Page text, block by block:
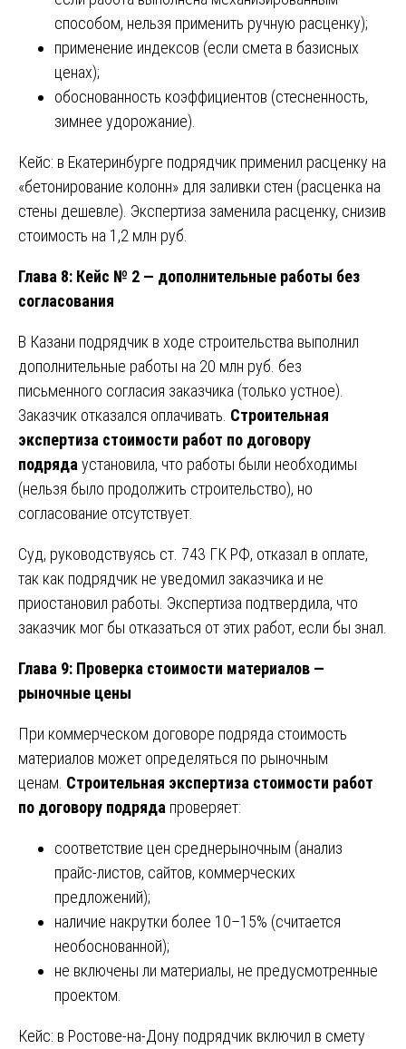
способом, нельзя применить ручную расценку);
применение индексов (если смета в базисных
ценах);
обоснованность коэффициентов (стесненность,
зимнее удорожание).
Кейс: в Екатеринбурге подрядчик применил расценку на
«бетонирование колонн» для заливки стен (расценка на
стены дешевле). Экспертиза заменила расценку, снизив
стоимость на 1,2 млн руб.
Глава 8: Кейс № 2 — дополнительные работы без
согласования
В Казани подрядчик в ходе строительства выполнил
дополнительные работы на 20 млн руб. без
письменного согласия заказчика (только устное).
Заказчик отказался оплачивать. Строительная
экспертиза стоимости работ по договору
подряда установила, что работы были необходимы
(нельзя было продолжить строительство), но
согласование отсутствует.
Суд, руководствуясь ст. 743 ГК РФ, отказал в оплате,
так как подрядчик не уведомил заказчика и не
приостановил работы. Экспертиза подтвердила, что
заказчик мог бы отказаться от этих работ, если бы знал.
Глава 9: Проверка стоимости материалов —
рыночные цены
При коммерческом договоре подряда стоимость
материалов может определяться по рыночным
ценам. Строительная экспертиза стоимости работ
по договору подряда проверяет:
соответствие цен среднерыночным (анализ
прайс-листов, сайтов, коммерческих
предложений);
наличие накрутки более 10–15% (считается
необоснованной);
не включены ли материалы, не предусмотренные
проектом.
Кейс: в Ростове-на-Дону подрядчик включил в смету